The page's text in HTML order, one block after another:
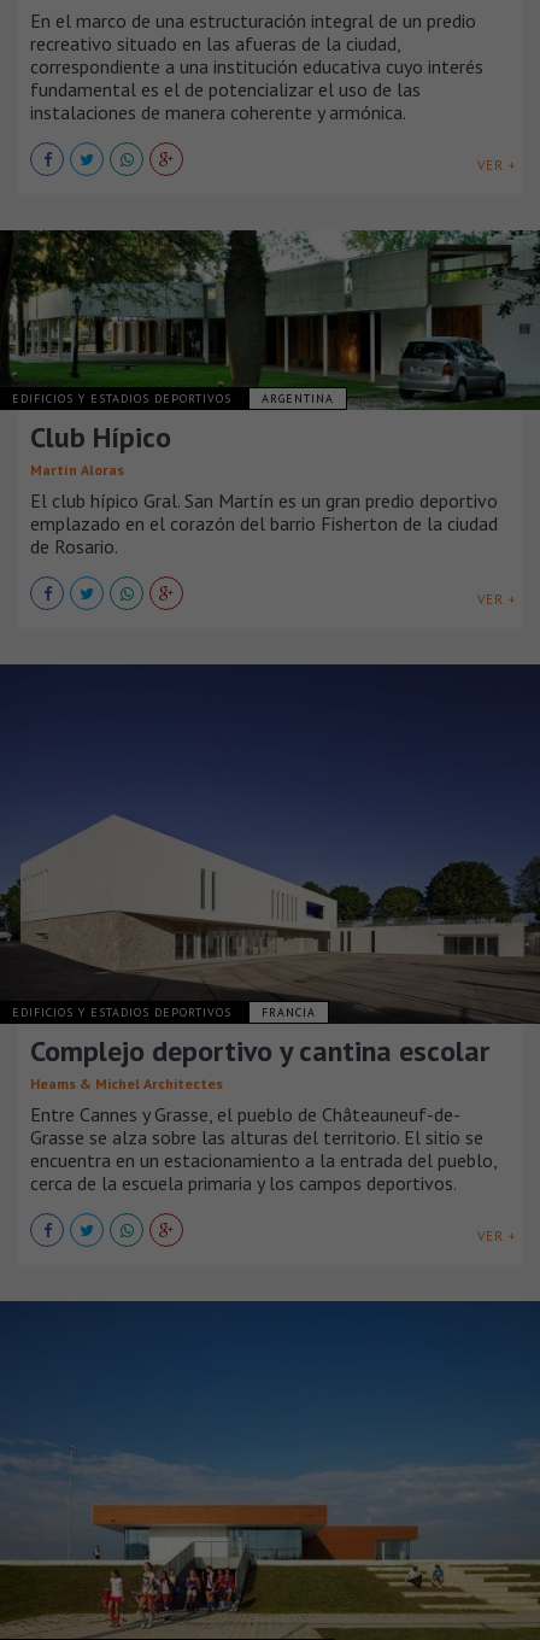
En el marco de una estructuración integral de un predio
recreativo situado en las afueras de la ciudad,
correspondiente a una institución educativa cuyo interés
fundamental es el de potencializar el uso de las
instalaciones de manera coherente y armónica.
VER +
EDIFICIOS Y ESTADIOS DEPORTIVOS ARGENTINA
Club Hípico
Martín Aloras
El club hípico Gral. San Martín es un gran predio deportivo
emplazado en el corazón del barrio Fisherton de la ciudad
de Rosario.
VER +
EDIFICIOS Y ESTADIOS DEPORTIVOS FRANCIA
Complejo deportivo y cantina escolar
Heams & Michel Architectes
Entre Cannes y Grasse, el pueblo de Châteauneuf-de-
Grasse se alza sobre las alturas del territorio. El sitio se
encuentra en un estacionamiento a la entrada del pueblo,
cerca de la escuela primaria y los campos deportivos.
VER +